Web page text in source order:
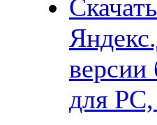
версии
для